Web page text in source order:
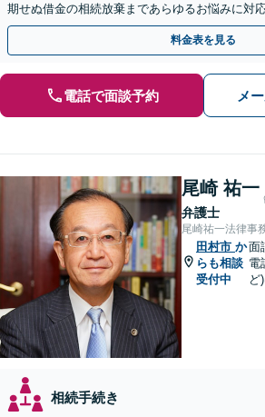
期せぬ借金の相続放棄まであらゆるお悩みに対
相続トラブルもまずはご相談ください。WEB面
料金表を見る
電話で面談予約 メ
尾崎 祐一
弁護士
尾崎祐一法律事
田村市 か
らも相談
受付中
面
電
ど
相続手続き